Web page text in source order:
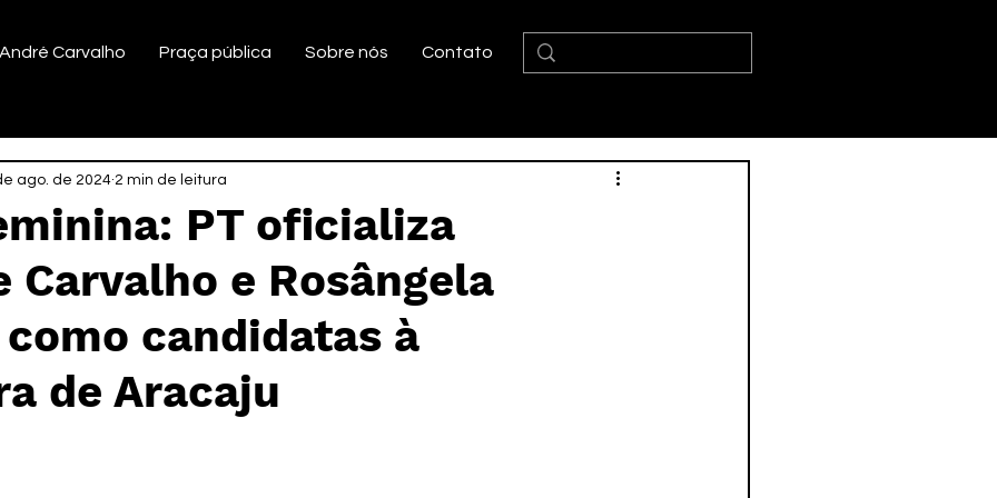
André Carvalho Praça pública Sobre nós Contato
PT oficializa
Carvalho e Rosângela
candidatas à
de Aracaju
ago. de 2024 2 min de leitura